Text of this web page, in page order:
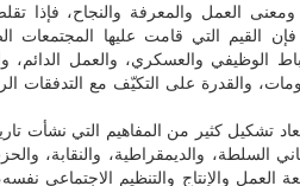
ومعنى العمل والمعرفة والنجاح، فإذا
فإن القيم التي قامت عليها المجتمعات
الوظيفي والعسكري، والعمل
والقدرة على التكيّف مع التدفقات
تشكيل كثير من المفاهيم التي نشأت
السلطة، والديمقراطية، والنقابة،
العمل والإنتاج والتنظيم الاجتماعي